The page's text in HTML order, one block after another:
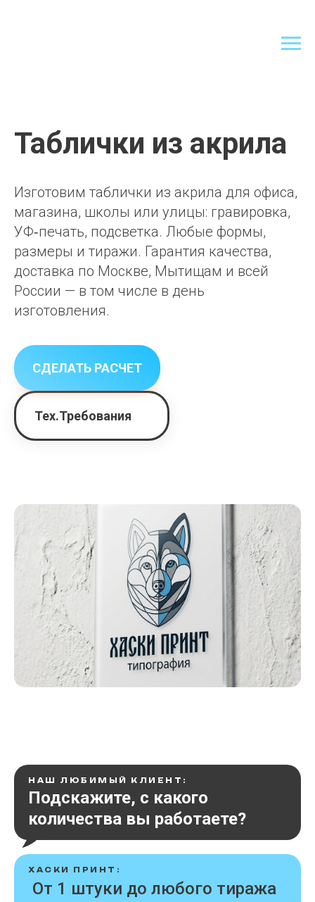
Таблички из акрила
Изготовим таблички из акрила для офиса,
магазина, школы или улицы: гравировка,
УФ‑печать, подсветка. Любые формы,
размеры и тиражи. Гарантия качества,
доставка по Москве, Мытищам и всей
России — в том числе в день
изготовления.
СДЕЛАТЬ РАСЧЕТ
Тех.Требования
НАШ ЛЮБИМЫЙ КЛИЕНТ:
Подскажите, с какого
количества вы работаете?
ХАСКИ ПРИНТ:
От 1 штуки до любого тиража